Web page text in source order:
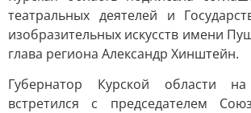
театральных деятелей и
изобразительных искусств имени
глава региона Александр Хинштейн.
Губернатор Курской области
встретился с председателем